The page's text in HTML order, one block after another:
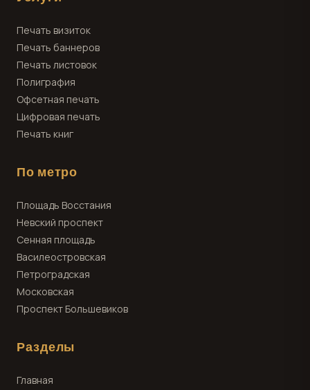
Печать визиток
Печать баннеров
Печать листовок
Полиграфия
Офсетная печать
Цифровая печать
Печать книг
По метро
Площадь Восстания
Невский проспект
Сенная площадь
Василеостровская
Петроградская
Московская
Проспект Большевиков
Разделы
Главная